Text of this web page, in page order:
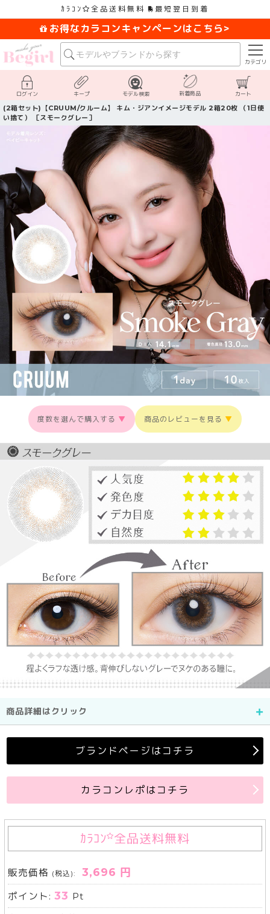
ｶﾗｺﾝ 全品送料無料 最短翌日到着
お得なカラコンキャンペーンはこちら>
カテゴリ
ログイン キープ モデル検索 新着商品 カート
(2箱セット)【CRUUM/クルーム】 キム・ジアンイメージモデル 2箱20枚 （1日使
い捨て） ［スモークグレー］
度数を選んで購入する ▼ 商品のレビューを見る ▼
商品詳細はクリック
ブランドページはコチラ
カラコンレポはコチラ
ｶﾗｺﾝ 全品送料無料
販売価格 (税込): 3,696 円
ポイント:33 Pt